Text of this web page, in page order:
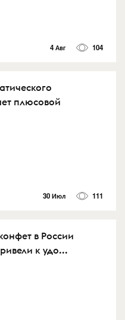
4 Авг 104
плюсовой
30 Июл 111
в России
к удо...